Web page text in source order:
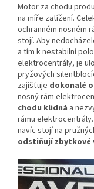
Motor za chodu
na míře zatížení.
ochranném nosném
stojí. Aby
a tím k nestabilní
elektrocentrály, je
pryžových
zajišťuje dokonalé
nosný rám
chodu klidná a
rámu
navíc stojí na
odstiňují zbytkové